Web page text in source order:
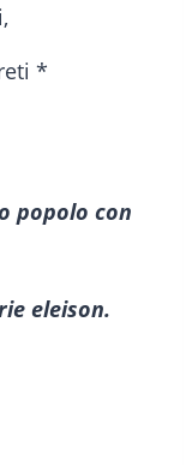
*
popolo con
eleison.